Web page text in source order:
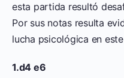
esta partida resultó
Por sus notas resulta
lucha psicológica en
1.d4 e6